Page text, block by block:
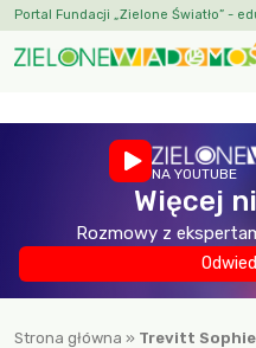
Portal Fundacji „Zielone Światło” -
NA YOUTUBE
Więcej
Rozmowy z
Strona główna » Trevitt Sophie